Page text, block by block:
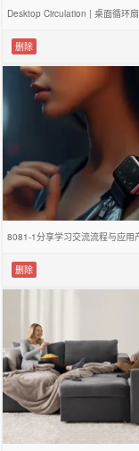
Desktop Circulation | 桌面循环扇
删除
删除